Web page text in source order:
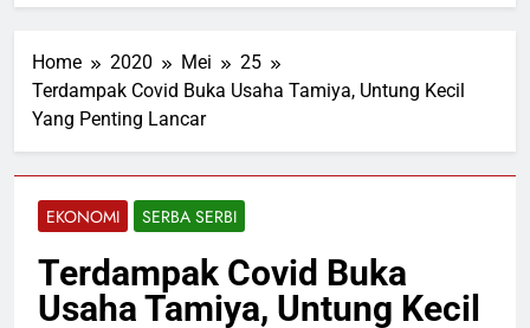
Home 2020 Mei
25
Terdampak Covid Buka Usaha Tamiya, Untung Kecil
Yang Penting Lancar
EKONOMI SERBA SERBI
Terdampak Covid Buka
Usaha Tamiya, Untung Kecil